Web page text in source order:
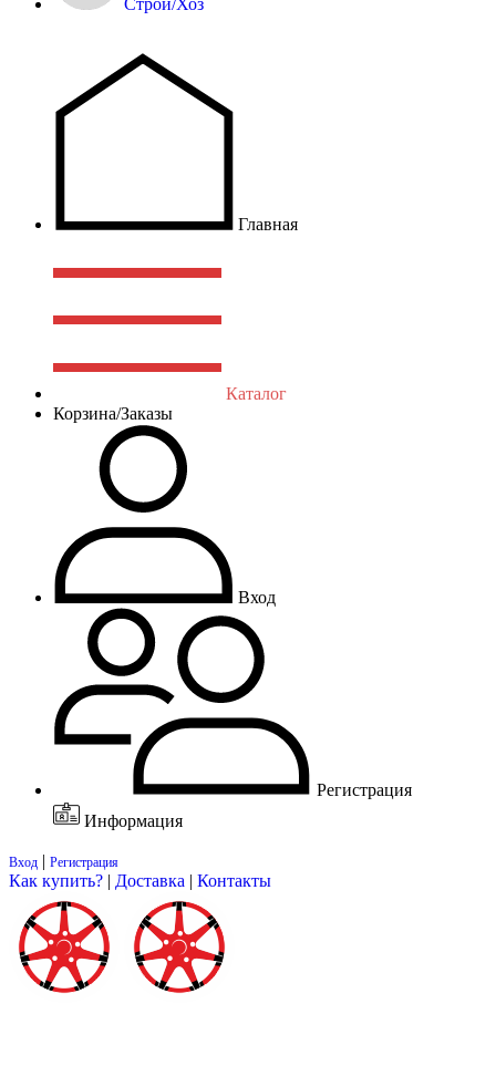
Строй/Хоз
Главная
Каталог
Корзина/Заказы
Вход
Регистрация
Информация
Вход | Регистрация
Как купить? | Доставка | Контакты